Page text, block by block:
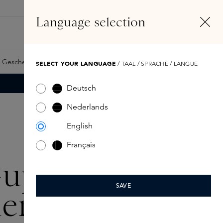
Samples Skins Exclusives Skins Boxen
Language selection
SELECT YOUR LANGUAGE / TAAL / SPRACHE / LANGUE
Deutsch
Nederlands
English
Français
SAVE